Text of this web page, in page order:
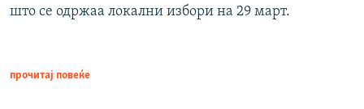
што се одржаа локални избори на 29 март.
прочитај повеќе